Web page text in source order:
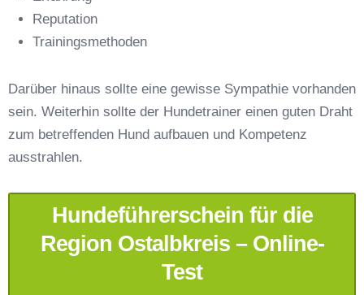
Telefonnummer*
Reputation
Trainingsmethoden
Darüber hinaus sollte eine gewisse Sympathie vorhanden
sein. Weiterhin sollte der Hundetrainer einen guten Draht
zum betreffenden Hund aufbauen und Kompetenz
ausstrahlen.
Hundeführerschein für die
Region Ostalbkreis – Online-
Test